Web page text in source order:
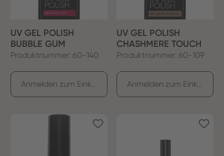
UV GEL POLISH
BUBBLE GUM
Produktnummer: 60-140
UV GEL POLISH
CHASHMERE TOUCH
Produktnummer: 60-109